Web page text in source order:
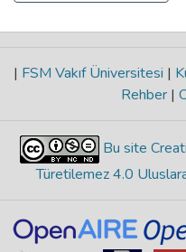
| FSM Vakıf Üniversitesi |
Rehber |
Bu site
Türetilemez 4.0